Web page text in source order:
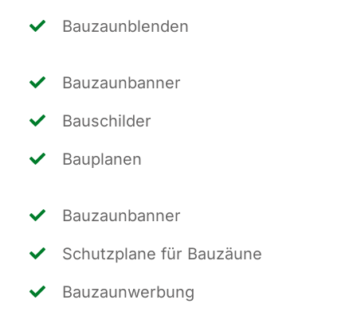
Bau­zaun­blen­den
Bau­zaun­ban­ner
Bau­schil­der
Bau­pla­nen
Bau­zaun­ban­ner
Schutz­pla­ne für Bauzäune
Bau­zaun­wer­bung